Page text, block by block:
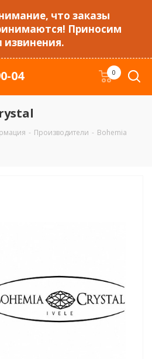
что заказы
Приносим
извинения.
04 0
- Производители - Bohemia